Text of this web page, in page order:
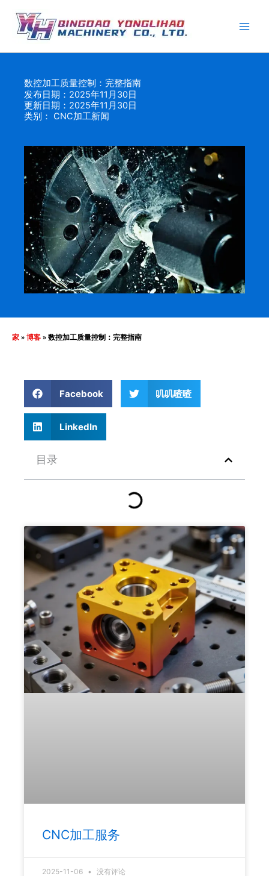
容
数控加工质量控制：完整指南
发布日期：2025年11月30日
更新日期：2025年11月30日
类别： CNC加工新闻
家»博客»数控加工质量控制：完整指南
Facebook 叽叽喳喳
LinkedIn
目录
CNC加工服务
2025-11-06 没有评论